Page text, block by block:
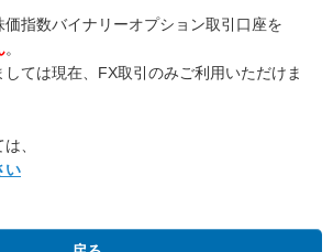
指数バイナリーオプション取引口座を
。
ては現在、FX取引のみご利用いただけま
、
い